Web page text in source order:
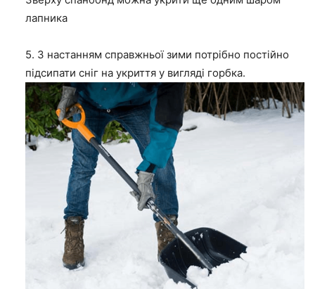
лапника
5. З настанням справжньої зими потрібно постійно
підсипати сніг на укриття у вигляді горбка.